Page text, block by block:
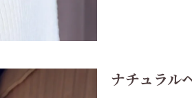
ナチュラル